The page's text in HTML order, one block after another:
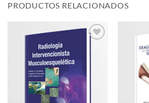
PRODUCTOS RELACIONADOS
Añadir
a la